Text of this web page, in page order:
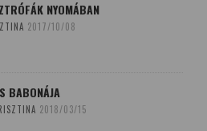
NYOMÁBAN
2017/10/08
BABONÁJA
2018/03/15